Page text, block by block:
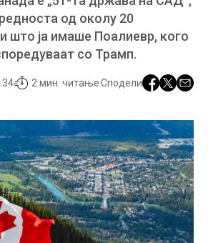
од околу 20
што ја имаше Поалиевр, кого
со Трамп.
2 мин. читањеСподели